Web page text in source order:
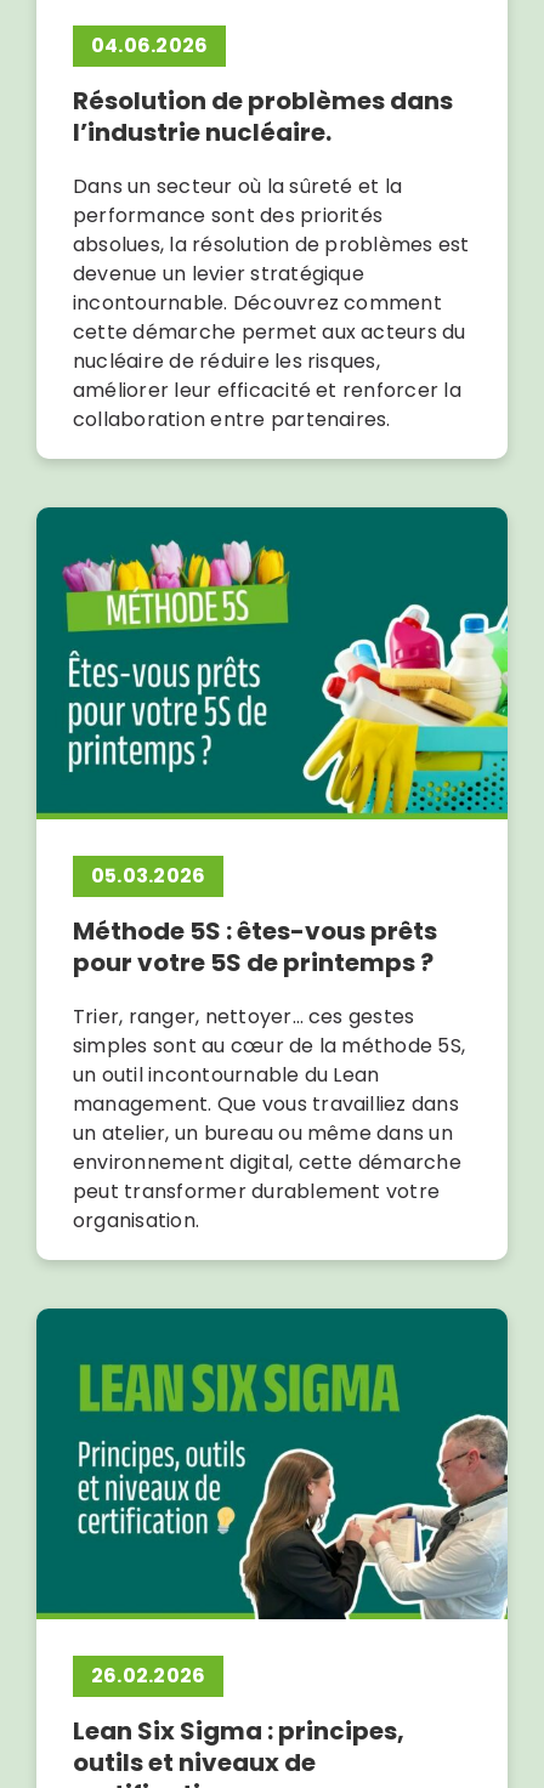
04.06.2026
Résolution de problèmes dans
l’industrie nucléaire.
Dans un secteur où la sûreté et la
performance sont des priorités
absolues, la résolution de problèmes est
devenue un levier stratégique
incontournable. Découvrez comment
cette démarche permet aux acteurs du
nucléaire de réduire les risques,
améliorer leur efficacité et renforcer la
collaboration entre partenaires.
05.03.2026
Méthode 5S : êtes-vous prêts
pour votre 5S de printemps ?
Trier, ranger, nettoyer… ces gestes
simples sont au cœur de la méthode 5S,
un outil incontournable du Lean
management. Que vous travailliez dans
un atelier, un bureau ou même dans un
environnement digital, cette démarche
peut transformer durablement votre
organisation.
26.02.2026
Lean Six Sigma : principes,
outils et niveaux de